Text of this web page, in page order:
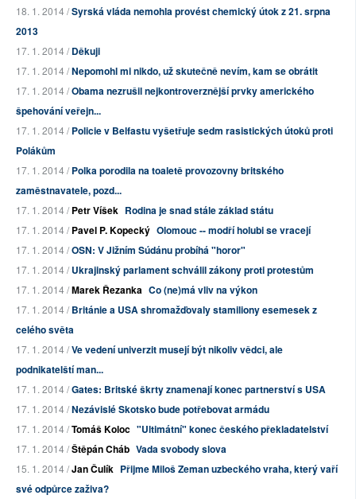
18. 1. 2014 /Syrská vláda nemohla provést chemický útok z 21. srpna
2013
17. 1. 2014 /Děkuji
17. 1. 2014 /Nepomohl mi nikdo, už skutečně nevím, kam se obrátit
17. 1. 2014 /Obama nezrušil nejkontroverznější prvky amerického
špehování veřejn...
17. 1. 2014 /Policie v Belfastu vyšetřuje sedm rasistických útoků proti
Polákům
17. 1. 2014 /Polka porodila na toaletě provozovny britského
zaměstnavatele, pozd...
17. 1. 2014 /Petr Víšek Rodina je snad stále základ státu
17. 1. 2014 /Pavel P. Kopecký Olomouc -- modří holubi se vracejí
17. 1. 2014 /OSN: V Jižním Súdánu probíhá "horor"
17. 1. 2014 /Ukrajinský parlament schválil zákony proti protestům
17. 1. 2014 /Marek Řezanka Co (ne)má vliv na výkon
17. 1. 2014 /Británie a USA shromažďovaly stamiliony esemesek z
celého světa
17. 1. 2014 /Ve vedení univerzit musejí být nikoliv vědci, ale
podnikatelští man...
17. 1. 2014 /Gates: Britské škrty znamenají konec partnerství s USA
17. 1. 2014 /Nezávislé Skotsko bude potřebovat armádu
17. 1. 2014 /Tomáš Koloc "Ultimátní" konec českého překladatelství
17. 1. 2014 /Štěpán Cháb Vada svobody slova
15. 1. 2014 /Jan Čulík Přijme Miloš Zeman uzbeckého vraha, který vaří
své odpůrce zaživa?